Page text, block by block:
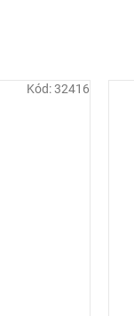
Kód:32416